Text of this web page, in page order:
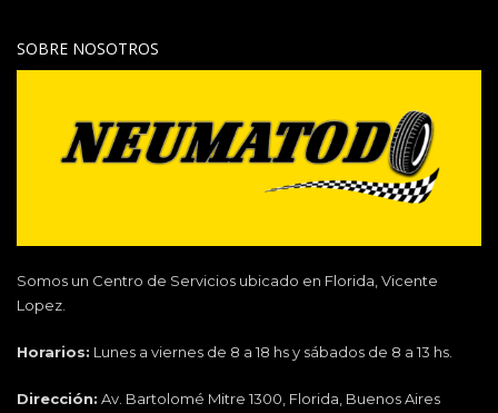
SOBRE NOSOTROS
Somos un Centro de Servicios ubicado en Florida, Vicente
Lopez.
Horarios: Lunes a viernes de 8 a 18 hs y sábados de 8 a 13 hs.
Dirección: Av. Bartolomé Mitre 1300, Florida, Buenos Aires